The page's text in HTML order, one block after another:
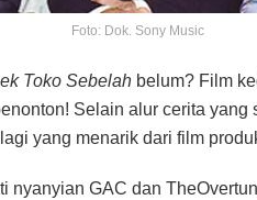
Foto: Dok. Sony Music
Toko Sebelah belum? Film
Selain alur cerita yang
yang menarik dari film
nyanyian GAC dan